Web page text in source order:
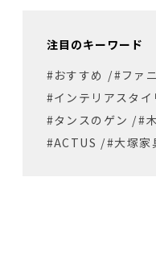
注目のキーワード
#おすすめ /#ファ
#インテリアスタイ
#タンスのゲン /#
#ACTUS /#大塚家